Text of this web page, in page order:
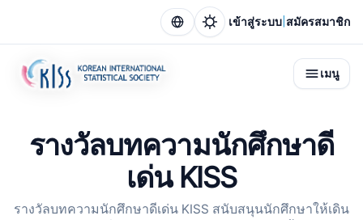
เข้าสู่ระบบ สมัครสมาชิก
เมนู
รางวัลบทความนักศึกษาดี
เด่น KISS
รางวัลบทความนักศึกษาดีเด่น KISS สนับสนุนนักศึกษาให้เดิน